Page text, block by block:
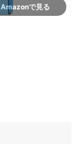
Amazonで見る